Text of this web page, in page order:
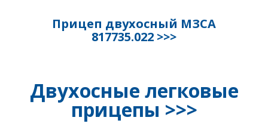
Прицеп двухосный МЗСА
817735.022 >>>
Двухосные легковые
прицепы >>>